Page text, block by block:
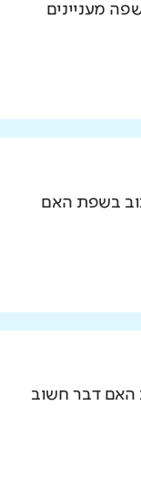
מעניינים
בשפת האם
האם דבר חשוב